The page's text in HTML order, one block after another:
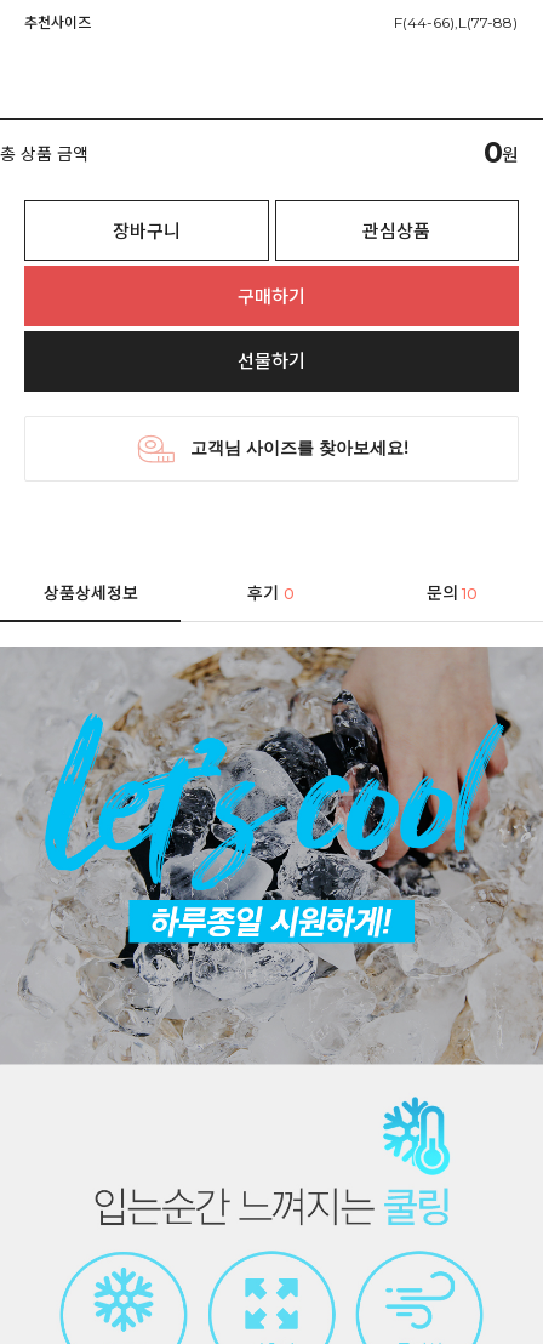
추천사이즈
F(44-66),L(77-88)
총 상품 금액 0원
장바구니 관심상품
구매하기
선물하기
상품상세정보 후기0 문의 10